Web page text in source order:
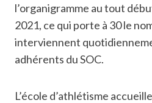
l’organigramme au tout
2021, ce qui porte à 30 le
interviennent
adhérents du SOC.
L’école d’athlétisme